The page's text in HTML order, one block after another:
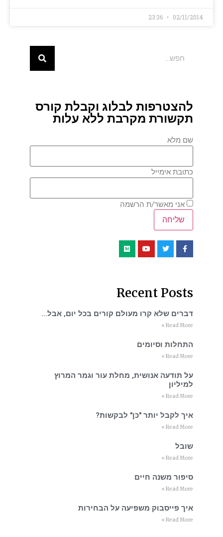
02/11/2014
להצטרפות לבלוג וקבלת קורס
תקשורת מקרבת ללא עלות
שם מלא
כתובת אימייל
אני מאשר/ת הרשמה
Recent Posts
דברים שלא קרו מעולם קורים בכל יום, אבל…
Read More »
התחלות וסיומים
Read More »
על תודעה אנושית, מחלת עור וגמר המרוץ
למיליון
Read More »
איך לקבל יותר "כן" לבקשות?
Read More »
שובל
Read More »
סיפור משנה חיים
Read More »
איך פייסבוק משפיעה על הבחירות
Read More »